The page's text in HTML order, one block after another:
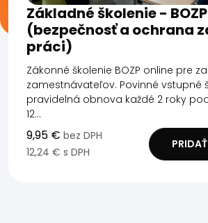
Základné školenie - BOZP
(bezpečnosť a ochrana
práci)
Zákonné školenie BOZP online pre
zamestnávateľov. Povinné vstupné
pravidelná obnova každé 2 roky
12...
9,95 € bez DPH
12,24 € s DPH